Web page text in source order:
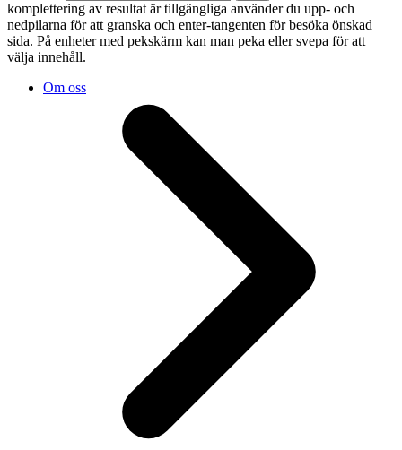
komplettering av resultat är tillgängliga använder du upp- och
nedpilarna för att granska och enter-tangenten för besöka önskad
sida. På enheter med pekskärm kan man peka eller svepa för att
välja innehåll.
Om oss